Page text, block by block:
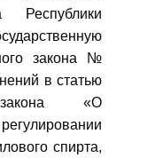
Республики
закона №
в статью
«О
спирта,